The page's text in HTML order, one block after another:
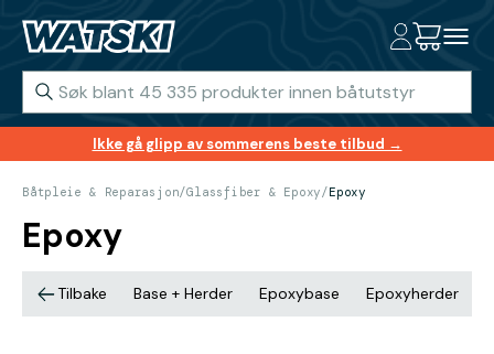
Ikke gå glipp av sommerens beste tilbud →
Båtpleie & Reparasjon/Glassfiber & Epoxy/Epoxy
Epoxy
Tilbake Base + Herder Epoxybase Epoxyherder